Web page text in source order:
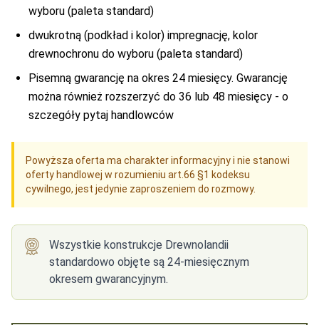
wyboru (paleta standard)
dwukrotną (podkład i kolor) impregnację, kolor
drewnochronu do wyboru (paleta standard)
Pisemną gwarancję na okres 24 miesięcy. Gwarancję
można również rozszerzyć do 36 lub 48 miesięcy - o
szczegóły pytaj handlowców
Powyższa oferta ma charakter informacyjny i nie stanowi
oferty handlowej w rozumieniu art.66 §1 kodeksu
cywilnego, jest jedynie zaproszeniem do rozmowy.
Wszystkie konstrukcje Drewnolandii
standardowo objęte są 24-miesięcznym
okresem gwarancyjnym.